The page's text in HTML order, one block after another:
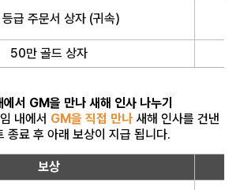
등급 주문서 상자 (귀속)
50만 골드 상자
서 GM을 만나 새해 인사 나누기
내에서 GM을 직접 만나 새해 인사를 건낸
종료 후 아래 보상이 지급 됩니다.
보상